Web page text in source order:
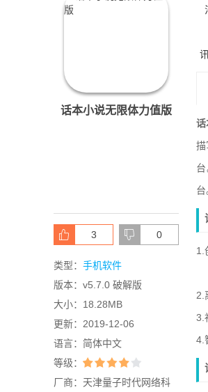
话本小说无限体力值版
3 0
类型： 手机软件
版本： v5.7.0 破解版
大小： 18.28MB
更新： 2019-12-06
语言： 简体中文
等级：
厂商： 天津量子时代网络科
话
描
台
1.
2.
3.
4.